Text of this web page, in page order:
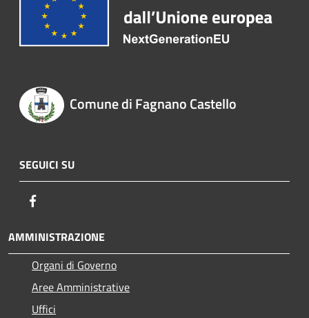
Comune di Fagnano Castello
SEGUICI SU
AMMINISTRAZIONE
Organi di Governo
Aree Amministrative
Uffici